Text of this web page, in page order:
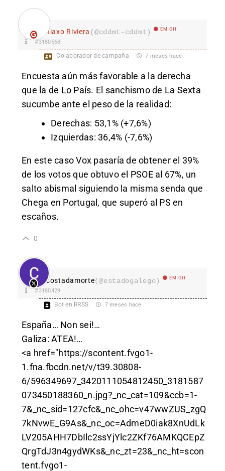
Riaxo Riviera (@cddmt-cddmt) EM Off
#3180568
Colaborador de campaña 7 meses hace
Encuesta aún más favorable a la derecha
que la de Lo País. El sanchismo de La Sexta
sucumbe ante el peso de la realidad:
Derechas: 53,1% (+7,6%)
Izquierdas: 36,4% (-7,6%)
En este caso Vox pasaría de obtener el 39%
de los votos que obtuvo el PSOE al 67%, un
salto abismal siguiendo la misma senda que
Chega en Portugal, que superó al PS en
escaños.
0
Costadamorte(@estadogalego) EM Off
#3180429
Bot en RRSS 7 meses hace
España… Non sei!…
Galiza: ATEA!…
<a href="https://scontent.fvgo1-
1.fna.fbcdn.net/v/t39.30808-
6/596349697_3420111054812450_3181587
073450188360_n.jpg?_nc_cat=109&ccb=1-
7&_nc_sid=127cfc&_nc_ohc=v47wwZUS_zgQ
7kNvwE_G9As&_nc_oc=AdmeD0iak8XnUdLk
LV205AHH7DbIlc2ssYjYlc2ZKf76AMKQCEpZ
QrgTdJ3n4gydWKs&_nc_zt=23&_nc_ht=scon
tent.fvgo1-